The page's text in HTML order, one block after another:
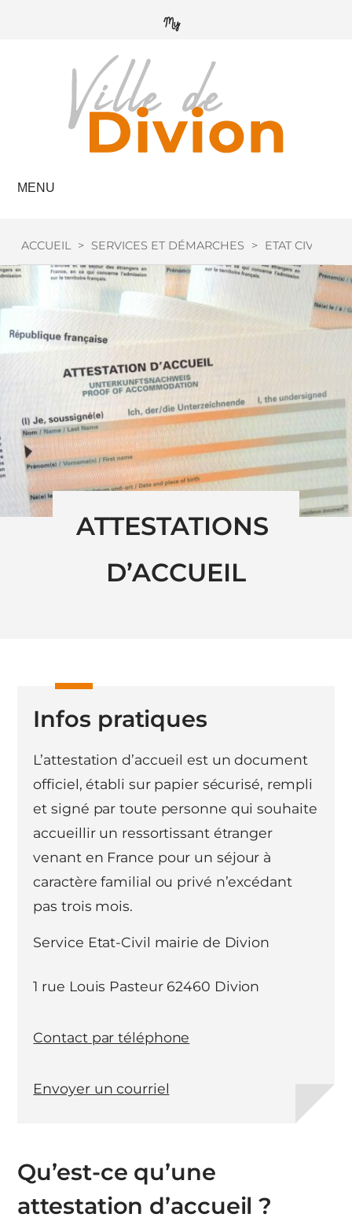
MENU
ACCUEIL > SERVICES ET DÉMARCHES > ETAT CIVIL
ATTESTATIONS
D’ACCUEIL
Qu’est-ce qu’une
attestation d’accueil ?
Infos pratiques
L’attestation d’accueil est un document
officiel, établi sur papier sécurisé, rempli
et signé par toute personne qui souhaite
accueillir un ressortissant étranger
venant en France pour un séjour à
caractère familial ou privé n’excédant
pas trois mois.
Service Etat-Civil mairie de Divion
1 rue Louis Pasteur 62460 Divion
Contact par téléphone
Envoyer un courriel